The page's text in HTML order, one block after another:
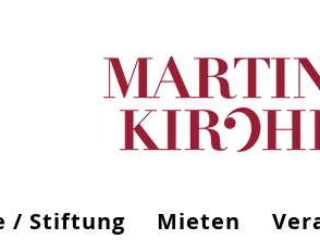
/ Stiftung Mieten